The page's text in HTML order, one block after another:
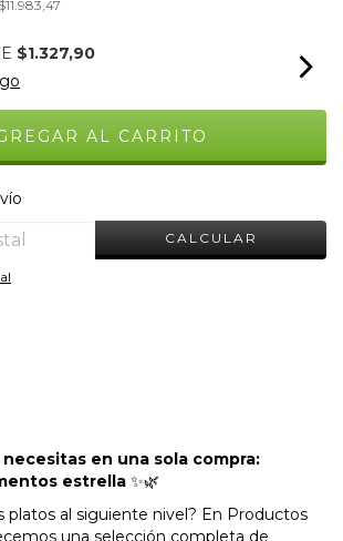
$11.983,47
$1.327,90
CALCULAR
en una sola compra:
estrella ✨🌿
platos al siguiente nivel? En Productos
una selección completa de